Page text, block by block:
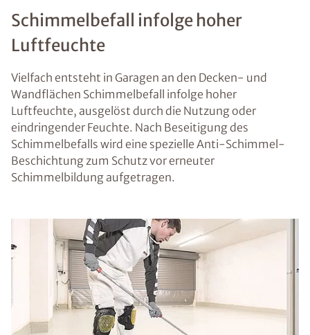
Schimmelbefall infolge hoher
Luftfeuchte
Vielfach entsteht in Garagen an den Decken- und
Wandflächen Schimmelbefall infolge hoher
Luftfeuchte, ausgelöst durch die Nutzung oder
eindringender Feuchte. Nach Beseitigung des
Schimmelbefalls wird eine spezielle Anti-Schimmel-
Beschichtung zum Schutz vor erneuter
Schimmelbildung aufgetragen.